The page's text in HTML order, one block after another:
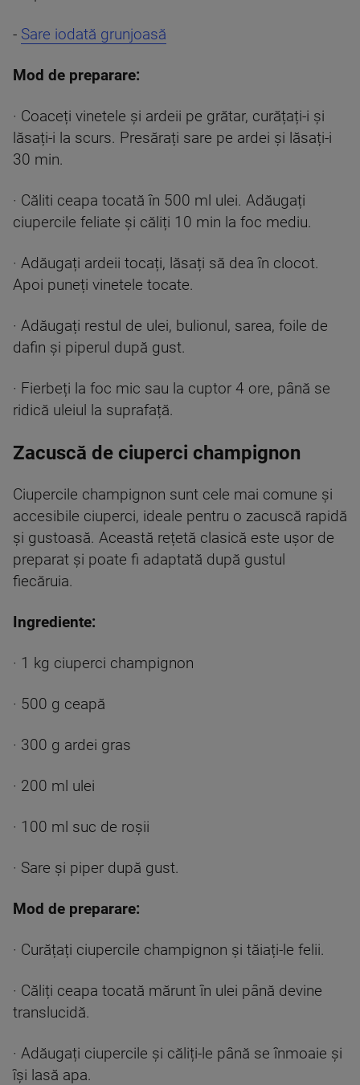
- Sare iodată grunjoasă
Mod de preparare:
· Coaceți vinetele și ardeii pe grătar, curățați-i și
lăsați-i la scurs. Presărați sare pe ardei și lăsați-i
30 min.
· Căliti ceapa tocată în 500 ml ulei. Adăugați
ciupercile feliate și căliți 10 min la foc mediu.
· Adăugați ardeii tocați, lăsați să dea în clocot.
Apoi puneți vinetele tocate.
· Adăugați restul de ulei, bulionul, sarea, foile de
dafin și piperul după gust.
· Fierbeți la foc mic sau la cuptor 4 ore, până se
ridică uleiul la suprafață.
Zacuscă de ciuperci champignon
Ciupercile champignon sunt cele mai comune și
accesibile ciuperci, ideale pentru o zacuscă rapidă
și gustoasă. Această rețetă clasică este ușor de
preparat și poate fi adaptată după gustul
fiecăruia.
Ingrediente:
· 1 kg ciuperci champignon
· 500 g ceapă
· 300 g ardei gras
· 200 ml ulei
· 100 ml suc de roșii
· Sare și piper după gust.
Mod de preparare:
· Curățați ciupercile champignon și tăiați-le felii.
· Căliți ceapa tocată mărunt în ulei până devine
translucidă.
· Adăugați ciupercile și căliți-le până se înmoaie și
își lasă apa.